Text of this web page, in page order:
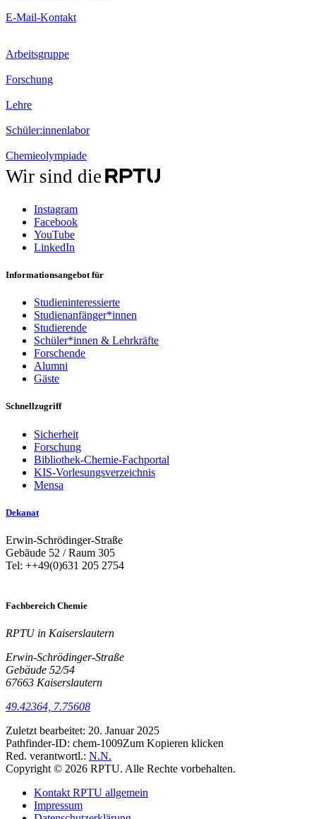
E-Mail-Kontakt
Arbeitsgruppe
Forschung
Lehre
Schüler:innenlabor
Chemieolympiade
Wir sind die
Instagram
Facebook
YouTube
LinkedIn
Informationsangebot für
Studieninteressierte
Studienanfänger*innen
Studierende
Schüler*innen & Lehrkräfte
Forschende
Alumni
Gäste
Schnellzugriff
Sicherheit
Forschung
Bibliothek-Chemie-Fachportal
KIS-Vorlesungsverzeichnis
Mensa
Dekanat
Erwin-Schrödinger-Straße
Gebäude 52 / Raum 305
Tel: ++49(0)631 205 2754
Fachbereich Chemie
RPTU in Kaiserslautern
Erwin-Schrödinger-Straße
Gebäude 52/54
67663 Kaiserslautern
49.42364, 7.75608
Zuletzt bearbeitet: 20. Januar 2025
Pathfinder-ID: chem-1009Zum Kopieren klicken
Red. verantwortl.: N.N.
Copyright © 2026 RPTU. Alle Rechte vorbehalten.
Kontakt RPTU allgemein
Impressum